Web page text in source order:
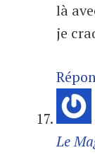
là
je
Le